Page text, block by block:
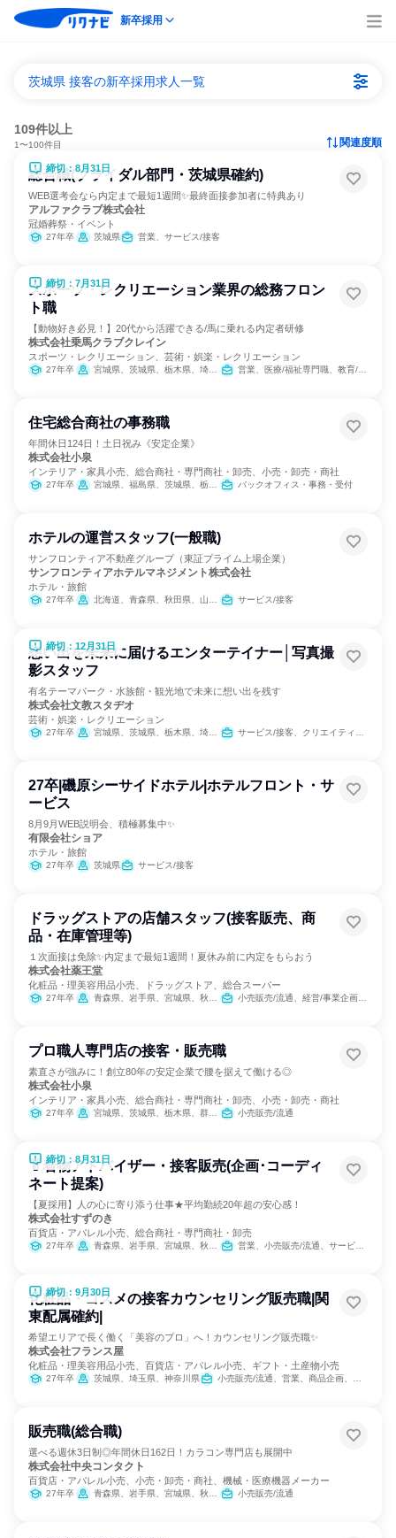
新卒採用
茨城県 接客の新卒採用求人一覧
109件以上
1〜100件目 関連度順
締切：8月31日
総合職(ブライダル部門・茨城県確約)
WEB選考会なら内定まで最短1週間✨最終面接参加者に特典あり
アルファクラブ株式会社
冠婚葬祭・イベント
27年卒 茨城県 営業、サービス/接客
締切：7月31日
スポーツ・レクリエーション業界の総務フロン
ト職
【動物好き必見！】20代から活躍できる/馬に乗れる内定者研修
株式会社乗馬クラブクレイン
スポーツ・レクリエーション、芸術・娯楽・レクリエーション
27年卒 宮城県、茨城県、栃木県、埼玉県、千葉県、東京都、神奈川県、石川県、岐阜県、三重県、大阪府、兵庫県、奈良県、岡山県、広島県、山口県、福岡県、大分県 営業、医療/福祉専門職、教育/保育専門職、小売販売/流通、バックオフィス・事務・受付、総務
住宅総合商社の事務職
年間休日124日！土日祝み《安定企業》
株式会社小泉
インテリア・家具小売、総合商社・専門商社・卸売、小売・卸売・商社
27年卒 宮城県、福島県、茨城県、栃木県、群馬県、埼玉県、千葉県、東京都、神奈川県、山梨県、長野県、静岡県 バックオフィス・事務・受付
ホテルの運営スタッフ(一般職)
サンフロンティア不動産グループ（東証プライム上場企業）
サンフロンティアホテルマネジメント株式会社
ホテル・旅館
27年卒 北海道、青森県、秋田県、山形県、茨城県、栃木県、千葉県、新潟県、長野県、愛知県、京都府、大阪府、岡山県、愛媛県、福岡県、熊本県、沖縄県 サービス/接客
締切：12月31日
想い出を未来に届けるエンターテイナー│写真撮
影スタッフ
有名テーマパーク・水族館・観光地で未来に想い出を残す
株式会社文教スタヂオ
芸術・娯楽・レクリエーション
27年卒 宮城県、茨城県、栃木県、埼玉県、東京都、神奈川県、富山県、長野県、岐阜県、静岡県、愛知県、三重県、滋賀県、京都府、大阪府、兵庫県、和歌山県、福岡県、長崎県、大分県、沖縄県 サービス/接客、クリエイティブ/デザイン職
27卒|磯原シーサイドホテル|ホテルフロント・サ
ービス
8月9月WEB説明会、積極募集中✨
有限会社ショア
ホテル・旅館
27年卒 茨城県 サービス/接客
ドラッグストアの店舗スタッフ(接客販売、商
品・在庫管理等)
１次面接は免除✨内定まで最短1週間！夏休み前に内定をもらおう
株式会社薬王堂
化粧品・理美容用品小売、ドラッグストア、総合スーパー
27年卒 青森県、岩手県、宮城県、秋田県、山形県、福島県、茨城県、栃木県 小売販売/流通、経営/事業企画、医薬品専門職
プロ職人専門店の接客・販売職
素直さが強みに！創立80年の安定企業で腰を据えて働ける◎
株式会社小泉
インテリア・家具小売、総合商社・専門商社・卸売、小売・卸売・商社
27年卒 宮城県、茨城県、栃木県、群馬県、埼玉県、千葉県、東京都、神奈川県、長野県 小売販売/流通
締切：8月31日
👘着物アドバイザー・接客販売(企画･コーディ
ネート提案)
【夏採用】人の心に寄り添う仕事★平均勤続20年超の安心感！
株式会社すずのき
百貨店・アパレル小売、総合商社・専門商社・卸売
27年卒 青森県、岩手県、宮城県、秋田県、福島県、茨城県、埼玉県、千葉県、東京都、神奈川県、新潟県、静岡県 営業、小売販売/流通、サービス/接客
締切：9月30日
化粧品・コスメの接客カウンセリング販売職|関
東配属確約|
希望エリアで長く働く「美容のプロ」へ！カウンセリング販売職✨
株式会社フランス屋
化粧品・理美容用品小売、百貨店・アパレル小売、ギフト・土産物小売
27年卒 茨城県、埼玉県、神奈川県 小売販売/流通、営業、商品企画、カスタマーサクセス
販売職(総合職)
選べる週休3日制◎年間休日162日！カラコン専門店も展開中
株式会社中央コンタクト
百貨店・アパレル小売、小売・卸売・商社、機械・医療機器メーカー
27年卒 青森県、岩手県、宮城県、秋田県、山形県、福島県、茨城県、栃木県、群馬県、埼玉県、千葉県、東京都、神奈川県、富山県、石川県、福井県、山梨県、長野県、岐阜県、静岡県、愛知県、三重県、滋賀県、京都府、大阪府、兵庫県、奈良県、広島県、山口県、徳島県、香川県、愛媛県、福岡県、佐賀県、長崎県、熊本県、大分県、宮崎県、鹿児島県、沖縄県 小売販売/流通